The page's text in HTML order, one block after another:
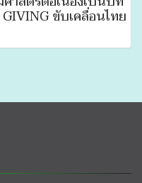
GIVING ขับเคลื่อนไทย